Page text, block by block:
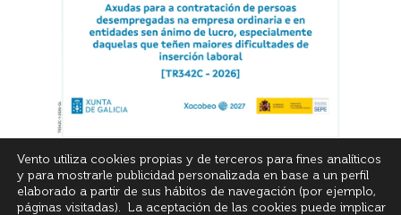
Vento utiliza cookies propias y de terceros para fines analíticos
y para mostrarle publicidad personalizada en base a un perfil
elaborado a partir de sus hábitos de navegación (por ejemplo,
páginas visitadas). La aceptación de las cookies puede implicar